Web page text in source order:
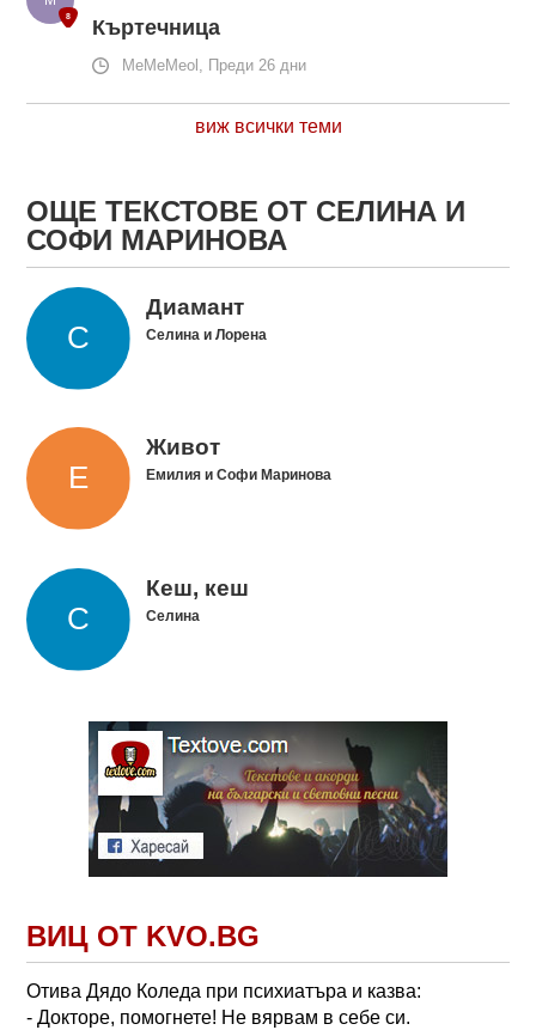
Къртечница
MeMeMeol, Преди 26 дни
виж всички теми
ОЩЕ ТЕКСТОВЕ ОТ СЕЛИНА И
СОФИ МАРИНОВА
Диамант
Селина и Лорена
Живот
Емилия и Софи Маринова
Кеш, кеш
Селина
ВИЦ ОТ KVO.BG
Отива Дядо Коледа при психиатъра и казва:
- Докторе, помогнете! Не вярвам в себе си.